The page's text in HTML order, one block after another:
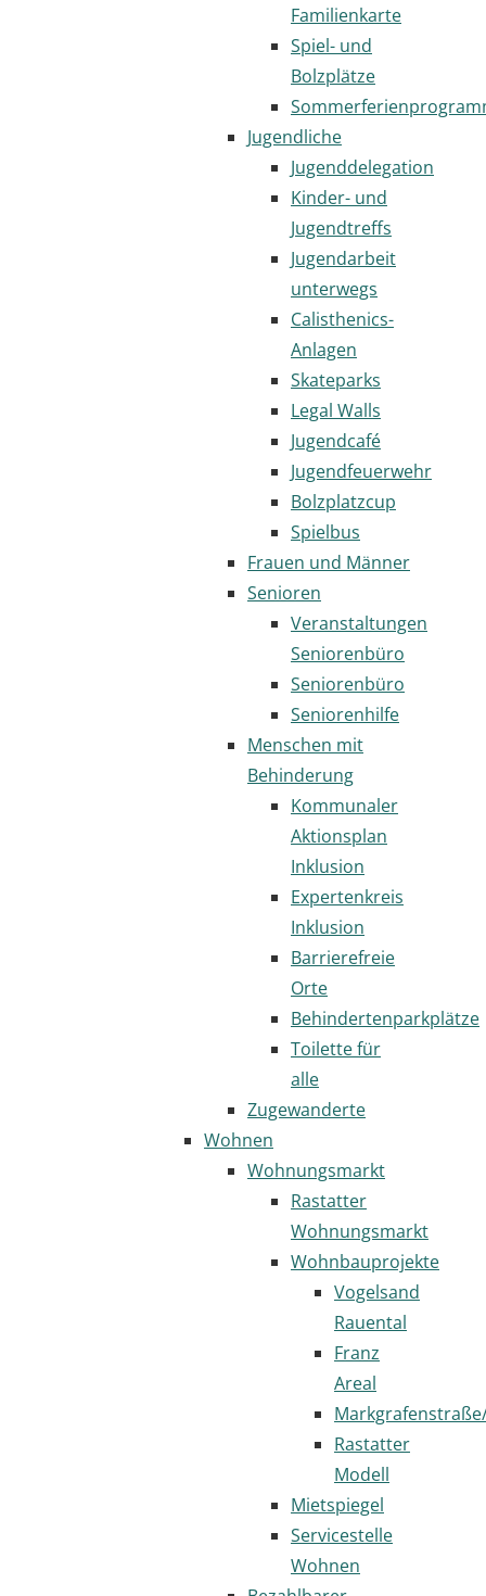
Familienkarte
Spiel- und
Bolzplätze
Jugendliche
Jugenddelegation
Kinder- und
Jugendtreffs
Jugendarbeit
unterwegs
Calisthenics-
Anlagen
Skateparks
Legal Walls
Jugendcafé
Jugendfeuerwehr
Bolzplatzcup
Spielbus
Frauen und Männer
Senioren
Veranstaltungen
Seniorenbüro
Seniorenbüro
Seniorenhilfe
Menschen mit
Behinderung
Kommunaler
Aktionsplan
Inklusion
Expertenkreis
Inklusion
Barrierefreie
Orte
Behindertenparkplätze
Toilette für
alle
Zugewanderte
Wohnen
Wohnungsmarkt
Rastatter
Wohnungsmarkt
Wohnbauprojekte
Vogelsand
Rauental
Franz
Areal
Rastatter
Modell
Mietspiegel
Servicestelle
Wohnen